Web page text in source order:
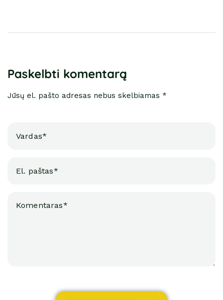
Paskelbti komentarą
Jūsų el. pašto adresas nebus skelbiamas *